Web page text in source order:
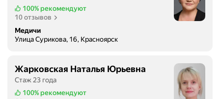
100% рекомендуют
10 отзывов
Медичи
Улица Сурикова, 16, Красноярск
Жарковская Наталья Юрьевна
Стаж 23 года
100% рекомендуют